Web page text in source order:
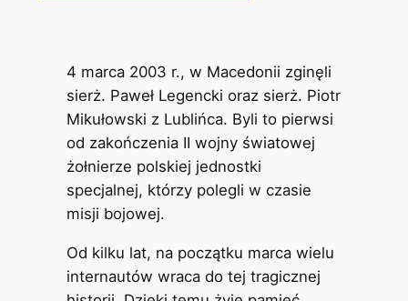
4 marca 2003 r., w Macedonii zginęli
sierż. Paweł Legencki oraz sierż. Piotr
Mikułowski z Lublińca. Byli to pierwsi
od zakończenia II wojny światowej
żołnierze polskiej jednostki
specjalnej, którzy polegli w czasie
misji bojowej.
Od kilku lat, na początku marca wielu
internautów wraca do tej tragicznej